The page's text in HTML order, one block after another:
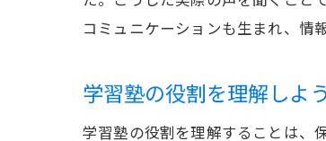
コミュニケーションも生まれ、情
学習塾の役割を理解しよう
学習塾の役割を理解することは、